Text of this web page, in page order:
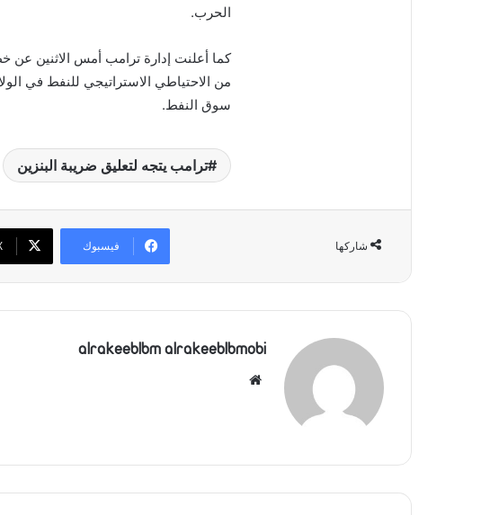
الحرب.
من الاحتياطي الاستراتيجي للنفط في
سوق النفط.
ترامب يتجه لتعليق ضريبة البنزين
شاركها فيسبوك
alrakeeblbm alrakeeblbmobi